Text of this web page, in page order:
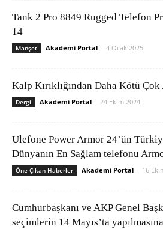
Tank 2 Pro 8849 Rugged Telefon
14
Manşet Akademi Portal - 4 Ocak 2025
Kalp Kırıklığından Daha Kötü Çok
Dergi Akademi Portal - 24 Ekim 2024
Ulefone Power Armor 24’ün
Dünyanın En Sağlam telefonu
Öne Çıkan Haberler Akademi Portal - 16
Cumhurbaşkanı ve AKP Genel
seçimlerin 14 Mayıs’ta